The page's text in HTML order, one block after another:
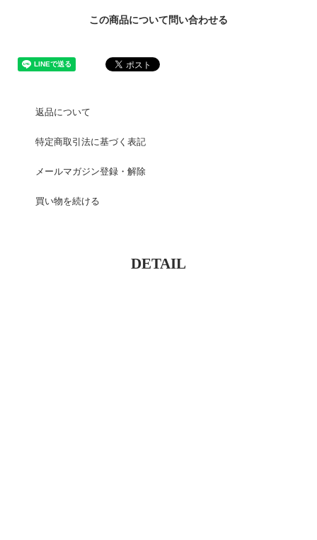
この商品について問い合わせる
返品について
特定商取引法に基づく表記
メールマガジン登録・解除
買い物を続ける
DETAIL